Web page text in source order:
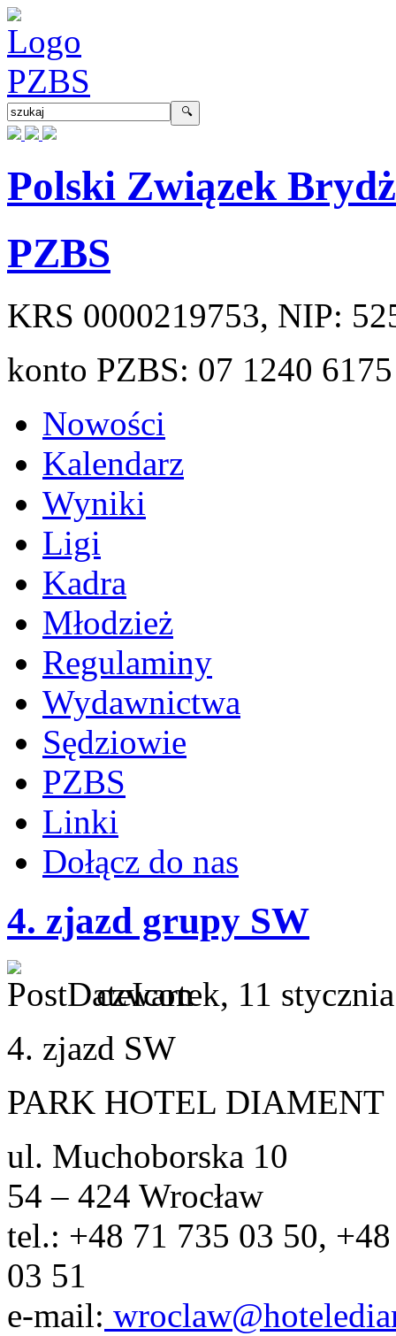
Polski Związek
PZBS
KRS 0000219753, NIP:
konto PZBS: 07 1240
Nowości
Kalendarz
Wyniki
Ligi
Kadra
Młodzież
Regulaminy
Wydawnictwa
Sędziowie
PZBS
Linki
Dołącz do nas
4. zjazd grupy SW
czwartek, 11
4. zjazd SW
PARK HOTEL DIAMENT
ul. Muchoborska 10
54 – 424 Wrocław
tel.: +48 71 735 03 50,
03 51
e-mail: